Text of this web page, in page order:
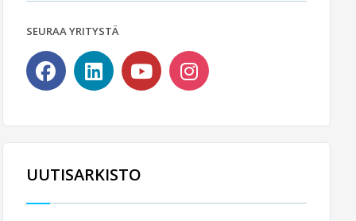
SEURAA YRITYSTÄ
UUTISARKISTO